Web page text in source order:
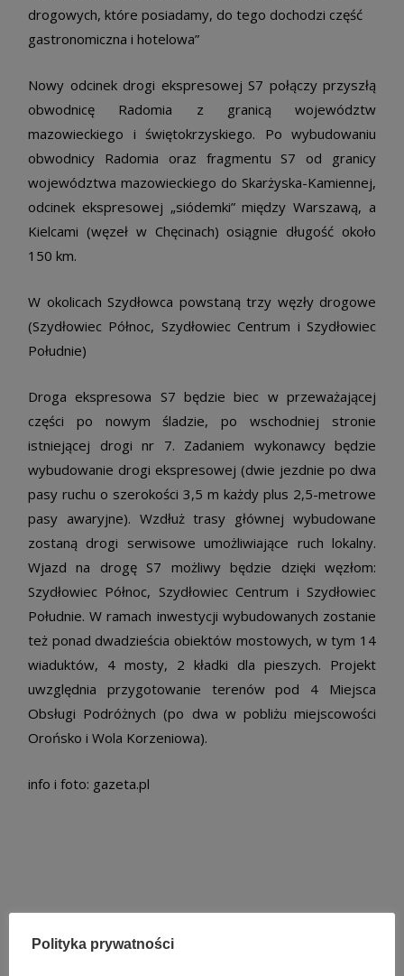
drogowych, które posiadamy, do tego dochodzi część
gastronomiczna i hotelowa”
Nowy odcinek drogi ekspresowej S7 połączy przyszłą
obwodnicę Radomia z granicą województw
mazowieckiego i świętokrzyskiego. Po wybudowaniu
obwodnicy Radomia oraz fragmentu S7 od granicy
województwa mazowieckiego do Skarżyska-Kamiennej,
odcinek ekspresowej „siódemki” między Warszawą, a
Kielcami (węzeł w Chęcinach) osiągnie długość około
150 km.
W okolicach Szydłowca powstaną trzy węzły drogowe
(Szydłowiec Północ, Szydłowiec Centrum i Szydłowiec
Południe)
Droga ekspresowa S7 będzie biec w przeważającej
części po nowym śladzie, po wschodniej stronie
istniejącej drogi nr 7. Zadaniem wykonawcy będzie
wybudowanie drogi ekspresowej (dwie jezdnie po dwa
pasy ruchu o szerokości 3,5 m każdy plus 2,5-metrowe
pasy awaryjne). Wzdłuż trasy głównej wybudowane
zostaną drogi serwisowe umożliwiające ruch lokalny.
Wjazd na drogę S7 możliwy będzie dzięki węzłom:
Szydłowiec Północ, Szydłowiec Centrum i Szydłowiec
Południe. W ramach inwestycji wybudowanych zostanie
też ponad dwadzieścia obiektów mostowych, w tym 14
wiaduktów, 4 mosty, 2 kładki dla pieszych. Projekt
uwzględnia przygotowanie terenów pod 4 Miejsca
Obsługi Podróżnych (po dwa w pobliżu miejscowości
Orońsko i Wola Korzeniowa).
info i foto: gazeta.pl
Polityka prywatności